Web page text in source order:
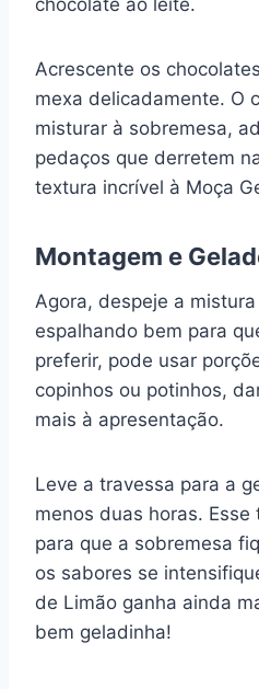
chocolate ao leite.
Acrescente os
mexa delicadamente. O
misturar à sobremesa,
pedaços que derretem
textura incrível à Moça
Montagem e
Agora, despeje a
espalhando bem para
preferir, pode usar
copinhos ou potinhos,
mais à apresentação.
Leve a travessa para a
menos duas horas.
para que a sobremesa
os sabores se
de Limão ganha ainda
bem geladinha!